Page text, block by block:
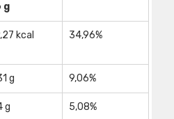
g
kcal 34,96%
g 9,06%
g 5,08%